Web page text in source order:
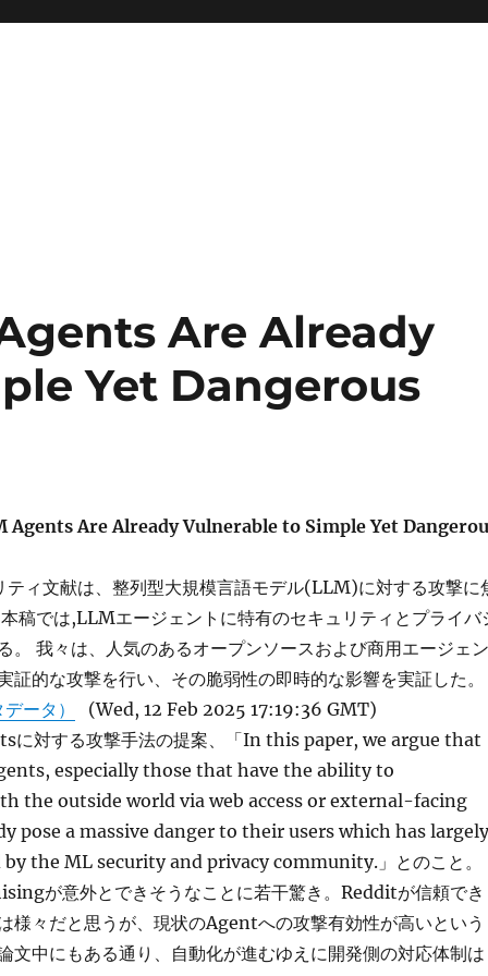
Are Already
Yet Dangerous
Agents Are Already Vulnerable to Simple Yet
ィ文献は、整列型大規模言語モデル(LLM)に対する攻撃に
稿では,LLMエージェントに特有のセキュリティとプライバ
。 我々は、人気のあるオープンソースおよび商用エージェン
証的な攻撃を行い、その脆弱性の即時的な影響を実証した。
ータ）
(Wed, 12 Feb 2025 17:19:36 GMT)
に対する攻撃手法の提案、「In this paper, we argue that
especially those that have the ability to
the outside world via web access or external-facing
pose a massive danger to their users which has largely
the ML security and privacy community.」とのこと。
が意外とできそうなことに若干驚き。Redditが信頼でき
様々だと思うが、現状のAgentへの攻撃有効性が高いという
文中にもある通り、自動化が進むゆえに開発側の対応体制は